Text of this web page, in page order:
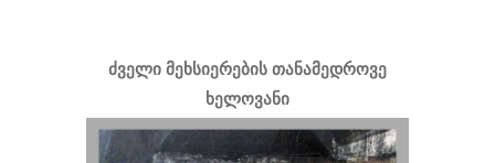
ძველი მეხსიერების თანამედროვე
ხელოვანი